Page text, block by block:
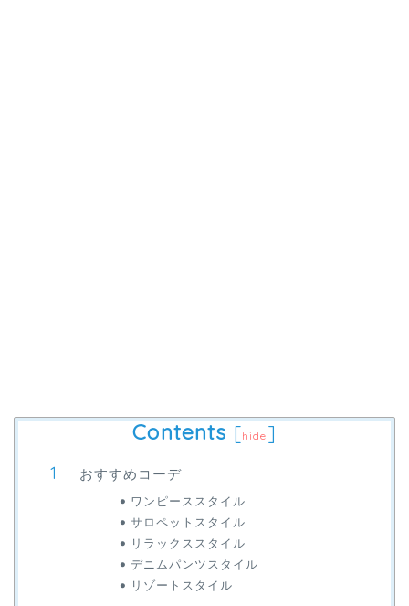
Contents [hide ]
おすすめコーデ
ワンピーススタイル
サロペットスタイル
リラックススタイル
デニムパンツスタイル
リゾートスタイル